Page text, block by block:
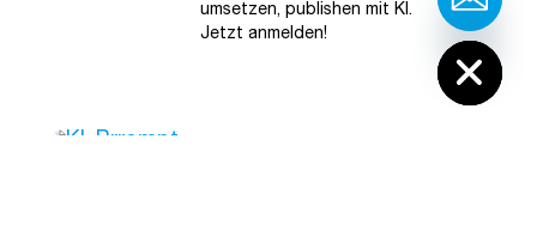
umsetzen, publishen mit KI.
Jetzt anmelden!
Hide chaty